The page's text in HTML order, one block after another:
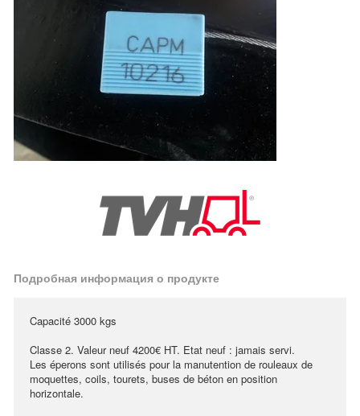
Подробная информация о продукте
Capacité 3000 kgs
Classe 2. Valeur neuf 4200€ HT. Etat neuf : jamais servi.
Les éperons sont utilisés pour la manutention de rouleaux de
moquettes, coils, tourets, buses de béton en position
horizontale.